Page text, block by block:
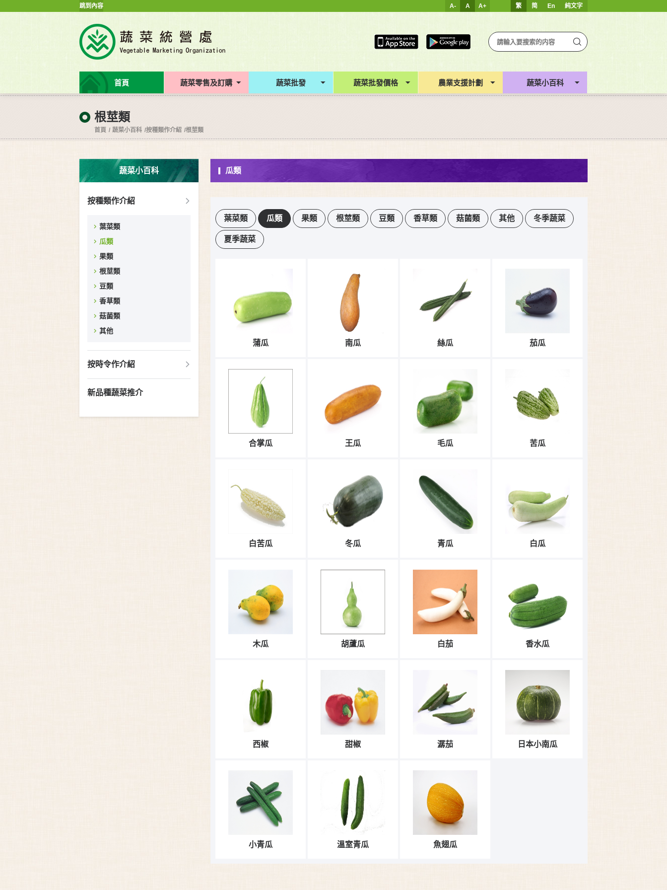
跳到內容 繁 简 En 純文字
A- A A+
首頁 蔬菜零售及訂購 蔬菜批發 蔬菜批發價格 農業支援計劃 蔬菜小百科
根莖類
首頁 蔬菜小百科 按種類作介紹 根莖類
蔬菜小百科
按種類作介紹
葉菜類
瓜類
果類
根莖類
豆類
香草類
菇菌類
其他
按時令作介紹
新品種蔬菜推介
瓜類
葉菜類 瓜類 果類 根莖類 豆類 香草類 菇菌類 其他 冬季蔬菜
夏季蔬菜
蒲瓜 南瓜 絲瓜 茄瓜
合掌瓜 王瓜 毛瓜 苦瓜
白苦瓜 冬瓜 青瓜 白瓜
木瓜 胡蘆瓜 白茄 香水瓜
西椒 甜椒 潺茄 日本小南瓜
小青瓜 溫室青瓜 魚翅瓜